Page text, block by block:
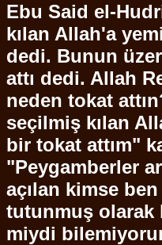
Ebu Said el-
kılan Allah'a
dedi. Bunun
attı dedi. Allah
neden tokat
seçilmiş kılan
bir tokat attım"
"Peygamberler
açılan kimse
tutunmuş olarak
miydi